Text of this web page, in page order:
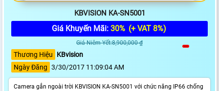
KBVISION KA-SN5001
Giá Khuyến Mãi: 30% (+ VAT 8%)
Giá Niêm Yết:8,900,000 ₫
Thương Hiệu
KBvision
Ngày Đăng 3/30/2017 11:09:04 AM
Camera gắn ngoài trời KBVISION KA-SN5001 với chức năng IP66 chống